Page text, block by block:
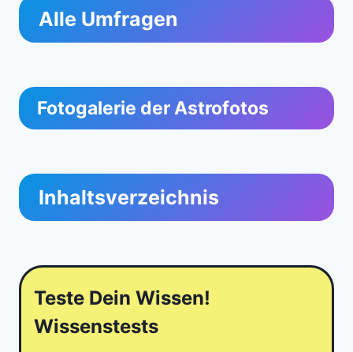
Alle Umfragen
Fotogalerie der Astrofotos
Inhaltsverzeichnis
Teste Dein Wissen!
Wissenstests